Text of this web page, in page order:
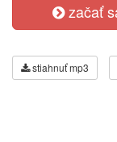
začať
stiahnuť mp3